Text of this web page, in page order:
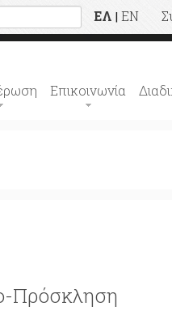
ΕΛ | EN
Επικοινωνία
Πρόσκληση